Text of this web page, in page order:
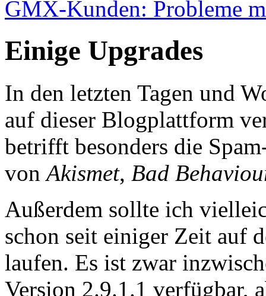
GMX-Kunden: Probleme
Einige Upgrades
In den letzten Tagen und
auf dieser Blogplattform
betrifft besonders die
vonAkismet, Bad
Außerdem sollte ich
schon seit einiger Zeit auf
laufen. Es ist zwar
Version 2.9.1.1 verfügbar,